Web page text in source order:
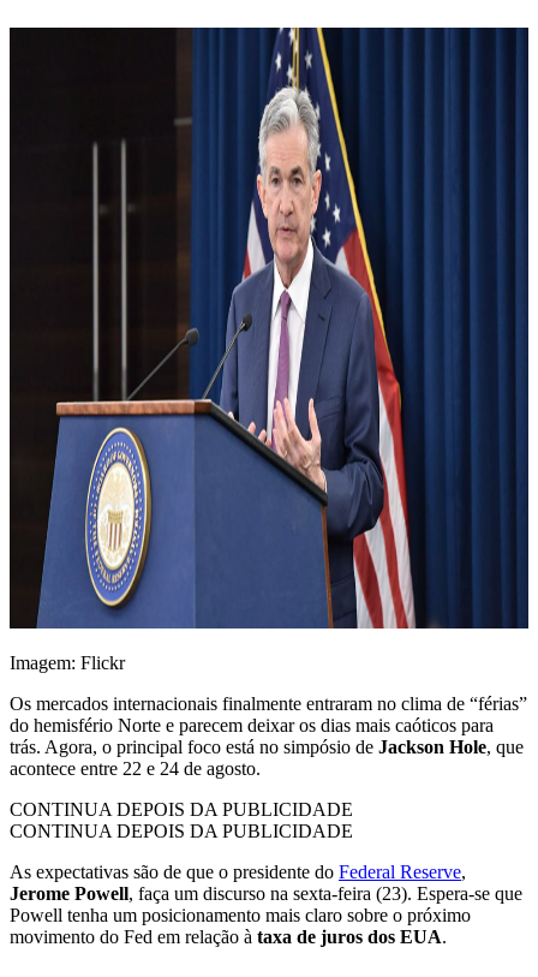
Imagem: Flickr
Os mercados internacionais finalmente entraram no clima de “férias”
do hemisfério Norte e parecem deixar os dias mais caóticos para
trás. Agora, o principal foco está no simpósio de Jackson Hole, que
acontece entre 22 e 24 de agosto.
CONTINUA DEPOIS DA PUBLICIDADE
CONTINUA DEPOIS DA PUBLICIDADE
As expectativas são de que o presidente do Federal Reserve,
Jerome Powell, faça um discurso na sexta-feira (23). Espera-se que
Powell tenha um posicionamento mais claro sobre o próximo
movimento do Fed em relação à taxa de juros dos EUA.